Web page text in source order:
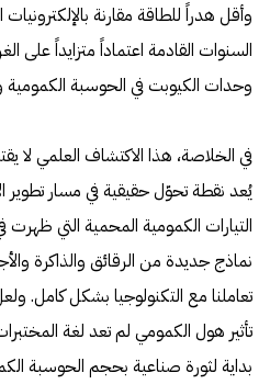
وأقل هدراً للطاقة مقارنة
السنوات القادمة اعتماداً متزايداً على
وحدات الكيوبت في الحوسبة الكمومية
في الخلاصة، هذا الاكتشاف العلمي لا
يُعد نقطة تحوّل حقيقية في مسار تطوير
التيارات الكمومية المحمية التي ظهرت
نماذج جديدة من الرقائق والذاكرة
تعاملنا مع التكنولوجيا بشكل كامل.
تأثير هول الكمومي لم تعد لغة
بداية لثورة صناعية بحجم الحوسبة